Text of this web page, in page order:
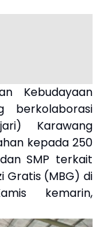
Kebudayaan
berkolaborasi
Karawang
kepada 250
SMP terkait
Gratis (MBG) di
kemarin,